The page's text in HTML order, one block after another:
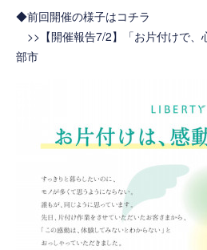
◆前回開催の様子はコチラ
>> 【開催報告7/2】「お片付けで
部市